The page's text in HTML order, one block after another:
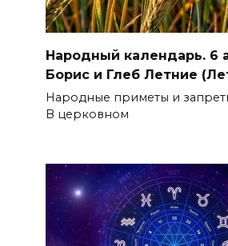
Народный календарь. 6
Борис и Глеб Летние
Народные приметы и
В церковном